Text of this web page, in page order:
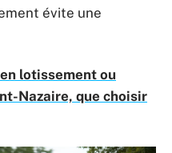
évite une
lotissement ou
Nazaire, que choisir